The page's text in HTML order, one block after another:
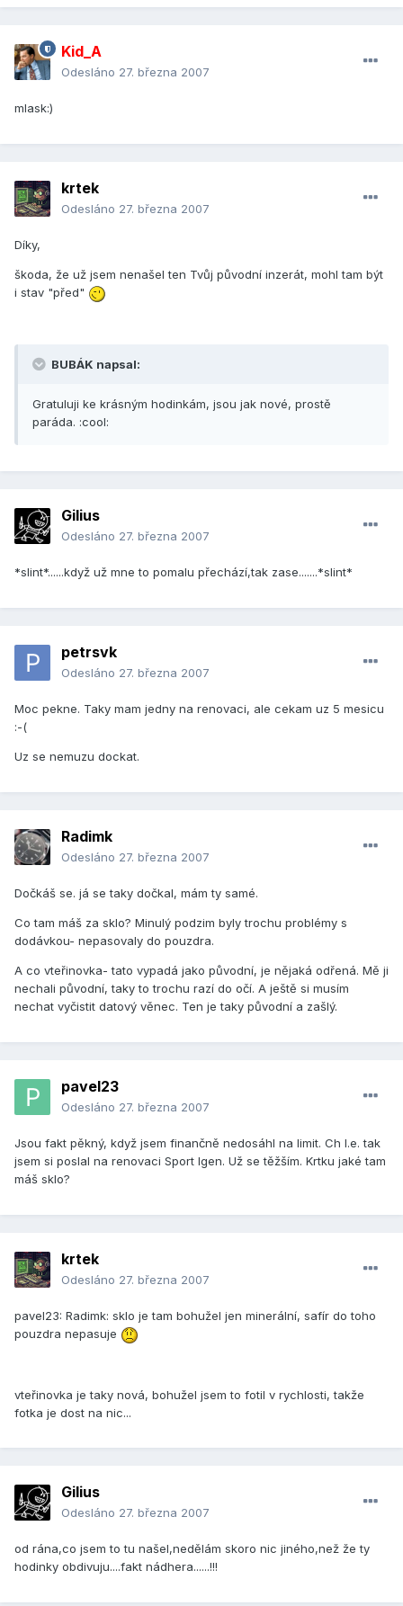
Kid_A
Odesláno 27. března 2007
mlask:)
krtek
Odesláno 27. března 2007
Díky,
škoda, že už jsem nenašel ten Tvůj původní inzerát, mohl tam být
i stav "před"
BUBÁK napsal:
Gratuluji ke krásným hodinkám, jsou jak nové, prostě
paráda. :cool:
Gilius
Odesláno 27. března 2007
*slint*......když už mne to pomalu přechází,tak zase.......*slint*
petrsvk
Odesláno 27. března 2007
Moc pekne. Taky mam jedny na renovaci, ale cekam uz 5 mesicu
:-(
Uz se nemuzu dockat.
Radimk
Odesláno 27. března 2007
Dočkáš se. já se taky dočkal, mám ty samé.
Co tam máš za sklo? Minulý podzim byly trochu problémy s
dodávkou- nepasovaly do pouzdra.
A co vteřinovka- tato vypadá jako původní, je nějaká odřená. Mě ji
nechali původní, taky to trochu razí do očí. A ještě si musím
nechat vyčistit datový věnec. Ten je taky původní a zašlý.
pavel23
Odesláno 27. března 2007
Jsou fakt pěkný, když jsem finančně nedosáhl na limit. Ch I.e. tak
jsem si poslal na renovaci Sport Igen. Už se těžším. Krtku jaké tam
máš sklo?
krtek
Odesláno 27. března 2007
pavel23: Radimk: sklo je tam bohužel jen minerální, safír do toho
pouzdra nepasuje
vteřinovka je taky nová, bohužel jsem to fotil v rychlosti, takže
fotka je dost na nic...
Gilius
Odesláno 27. března 2007
od rána,co jsem to tu našel,nedělám skoro nic jiného,než že ty
hodinky obdivuju....fakt nádhera......!!!